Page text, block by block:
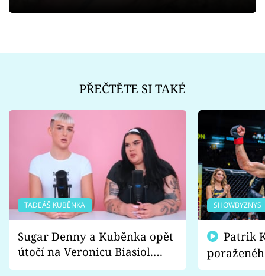
PŘEČTĚTE SI TAKÉ
TADEÁŠ KUBĚNKA
Sugar Denny a Kuběnka opět
útočí na Veronicu Biasiol.
Proč je podle nich falešná a
SHOWBYZNYS
fanoušci